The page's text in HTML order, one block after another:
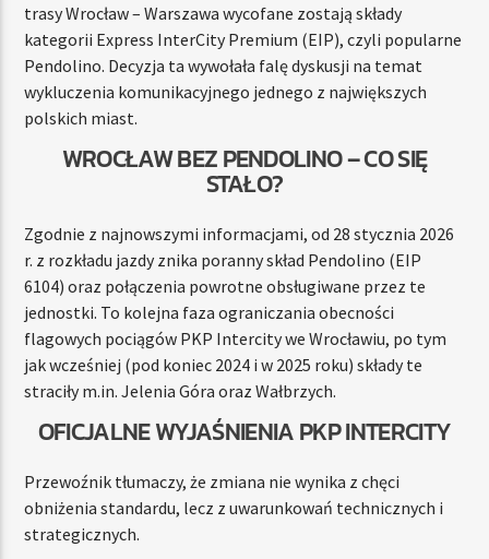
trasy Wrocław – Warszawa wycofane zostają składy
kategorii Express InterCity Premium (EIP), czyli popularne
Pendolino. Decyzja ta wywołała falę dyskusji na temat
wykluczenia komunikacyjnego jednego z największych
polskich miast.
WROCŁAW BEZ PENDOLINO – CO SIĘ
STAŁO?
Zgodnie z najnowszymi informacjami, od 28 stycznia 2026
r. z rozkładu jazdy znika poranny skład Pendolino (EIP
6104) oraz połączenia powrotne obsługiwane przez te
jednostki. To kolejna faza ograniczania obecności
flagowych pociągów PKP Intercity we Wrocławiu, po tym
jak wcześniej (pod koniec 2024 i w 2025 roku) składy te
straciły m.in. Jelenia Góra oraz Wałbrzych.
OFICJALNE WYJAŚNIENIA PKP INTERCITY
Przewoźnik tłumaczy, że zmiana nie wynika z chęci
obniżenia standardu, lecz z uwarunkowań technicznych i
strategicznych.